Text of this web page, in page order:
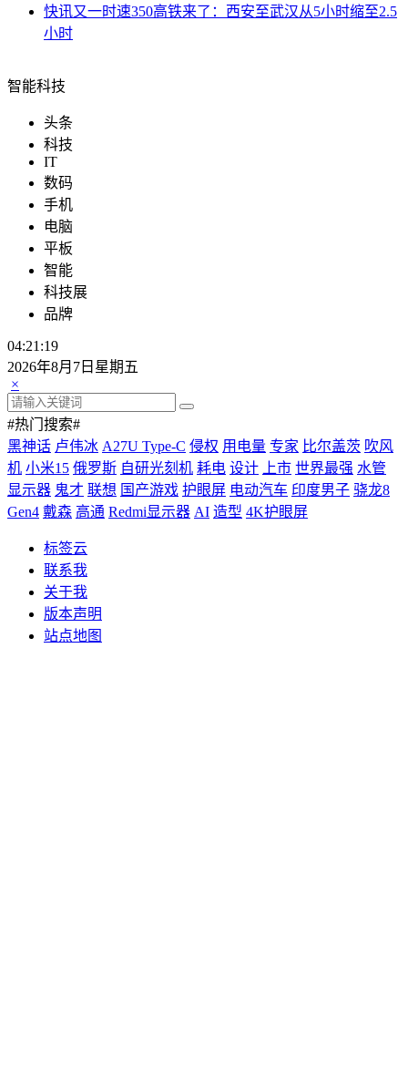
快讯又一时速350高铁来了：西安至武汉从5小时缩至2.5
小时
智能科技
头条
科技
IT
数码
手机
电脑
平板
智能
科技展
品牌
04:21:20
2026年8月7日星期五
×
#热门搜索#
黑神话 卢伟冰 A27U Type-C 侵权 用电量 专家 比尔盖茨 吹风
机 小米15 俄罗斯 自研光刻机 耗电 设计 上市 世界最强 水管
显示器 鬼才 联想 国产游戏 护眼屏 电动汽车 印度男子 骁龙8
Gen4 戴森 高通 Redmi显示器 AI 造型 4K护眼屏
标签云
联系我
关于我
版本声明
站点地图